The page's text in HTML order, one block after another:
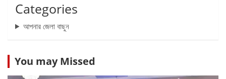
Categories
আপনার জেলা বাছুন
You may Missed